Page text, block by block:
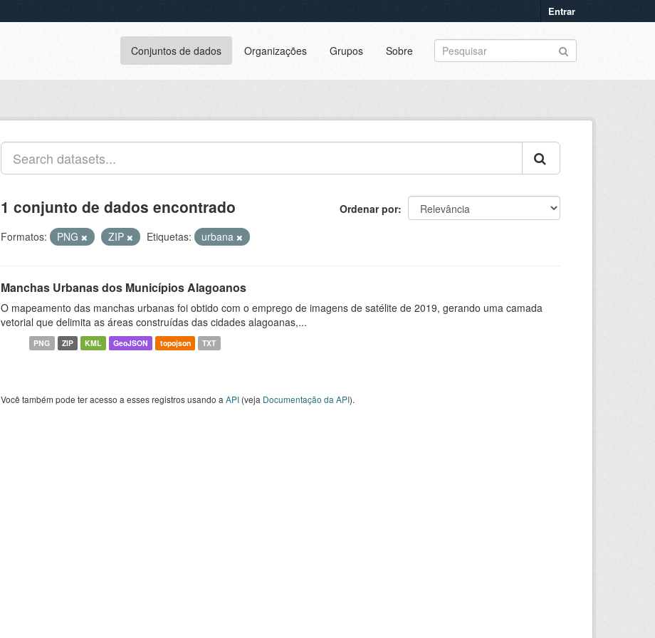
Entrar
Conjuntos de dados Organizações Grupos Sobre
Ordenar por
1 conjunto de dados encontrado
Formatos: PNG ZIP Etiquetas: urbana
Manchas Urbanas dos Municípios Alagoanos
O mapeamento das manchas urbanas foi obtido com o emprego de imagens de satélite de 2019, gerando uma camada
vetorial que delimita as áreas construídas das cidades alagoanas,...
PNG ZIP KML GeoJSON topojson TXT
Você também pode ter acesso a esses registros usando a API (veja Documentação da API).